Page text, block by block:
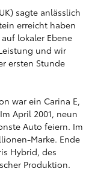
sagte anlässlich
erreicht haben
lokaler Ebene
und wir
ersten Stunde
war ein Carina E,
April 2001, neun
Auto feiern. Im
Marke. Ende
Hybrid, des
Produktion.